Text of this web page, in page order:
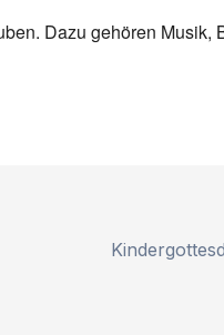
Dazu gehören Musik,